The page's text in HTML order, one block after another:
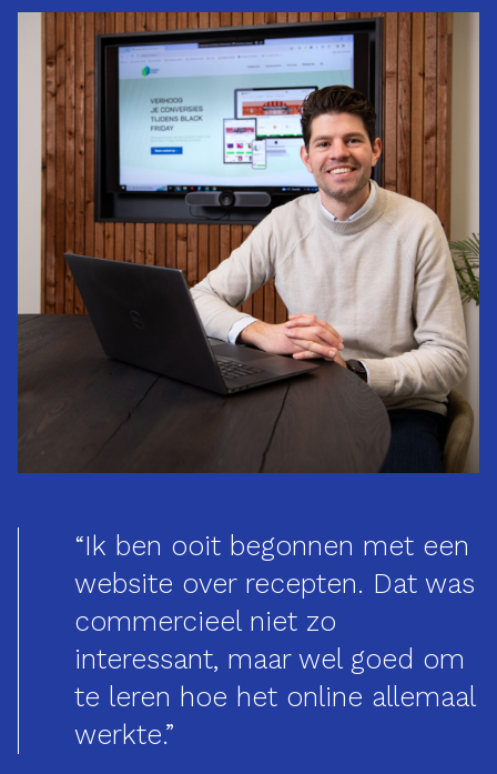
“Ik ben ooit begonnen met een
website over recepten. Dat was
commercieel niet zo
interessant, maar wel goed om
te leren hoe het online allemaal
werkte.”